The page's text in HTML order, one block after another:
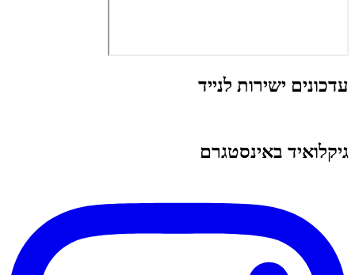
עדכונים ישירות לנייד
גיקלואיד באינסטגרם